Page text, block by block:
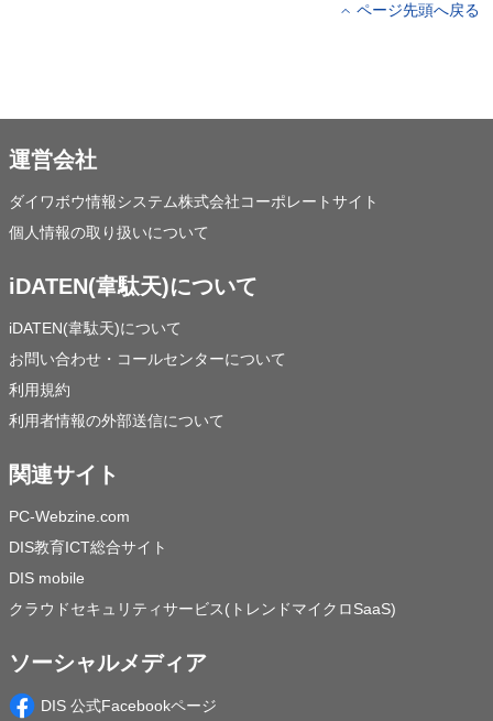
ページ先頭へ戻る
運営会社
ダイワボウ情報システム株式会社コーポレートサイト
個人情報の取り扱いについて
iDATEN(韋駄天)について
iDATEN(韋駄天)について
お問い合わせ・コールセンターについて
利用規約
利用者情報の外部送信について
関連サイト
PC-Webzine.com
DIS教育ICT総合サイト
DIS mobile
クラウドセキュリティサービス(トレンドマイクロSaaS)
ソーシャルメディア
DIS 公式Facebookページ